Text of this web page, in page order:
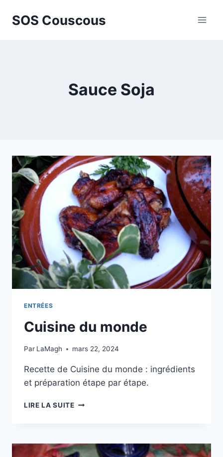
SOS Couscous
Sauce Soja
ENTRÉES
Cuisine du monde
Par LaMagh mars 22, 2024
Recette de Cuisine du monde : ingrédients
et préparation étape par étape.
LIRE LA SUITECUISINE